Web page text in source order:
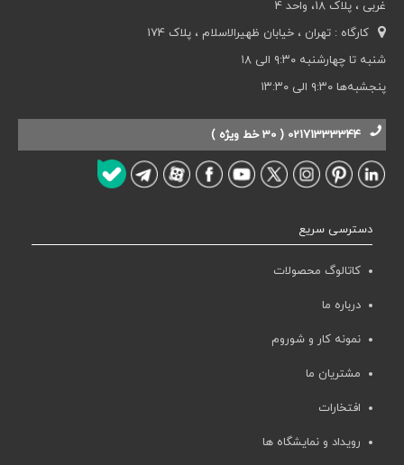
غربی ، پلاک 18، واحد 4
کارگاه : تهران ، خیابان ظهیرالاسلام ، پلاک 174
شنبه تا چهارشنبه ۹:۳۰ الی ۱۸
پنجشبه‌ها ۹:۳۰ الی ۱۳:۳۰
02171333344 ( 30 خط ویژه )
دسترسی سریع
کاتالوگ محصولات
درباره ما
نمونه کار و شوروم
مشتریان ما
افتخارات
رویداد و نمایشگاه ها